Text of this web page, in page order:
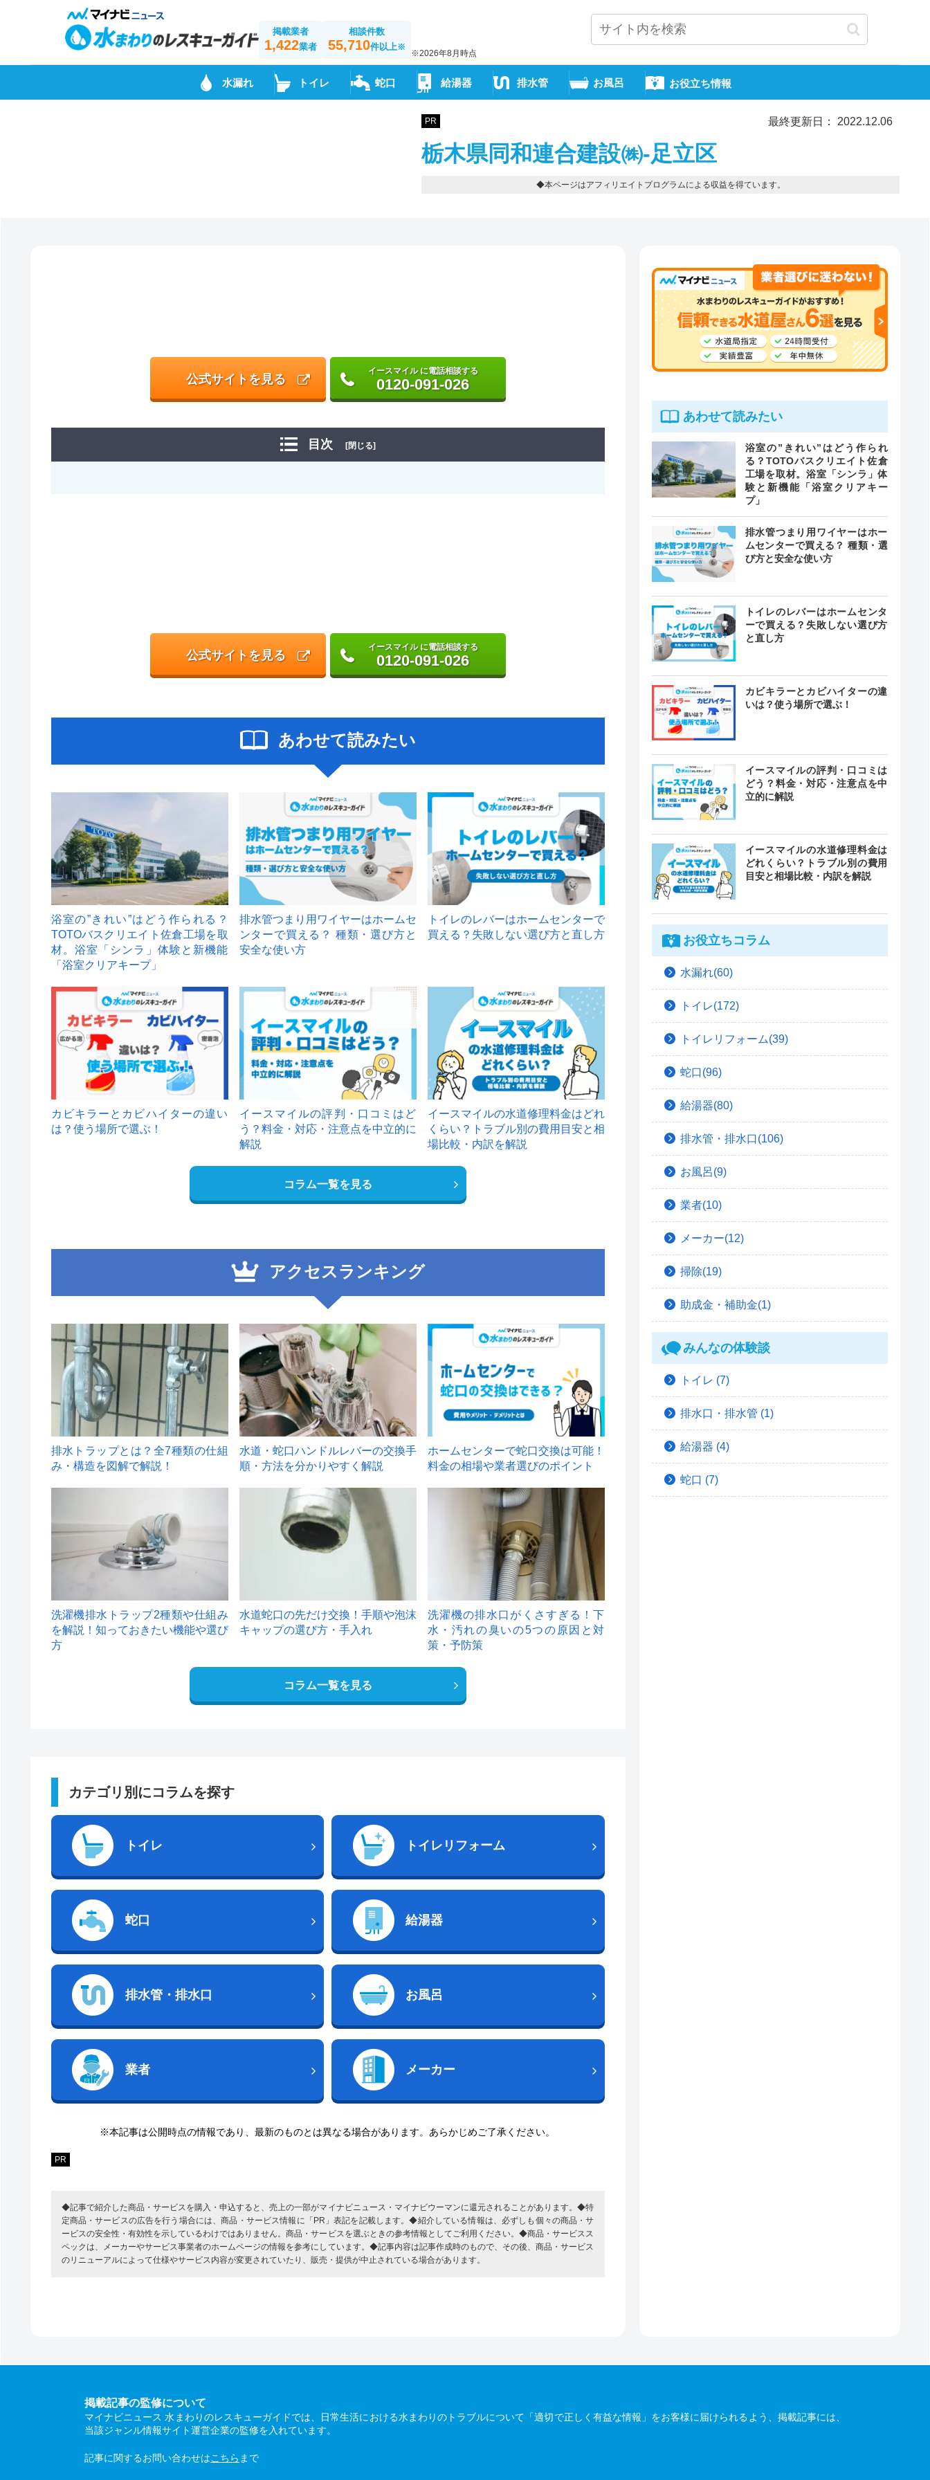
掲載業者
1,422業者
相談件数
55,710件以上※
※2026年8月時点
水漏れ トイレ 蛇口 給湯器 排水管 お風呂 お役立ち情報
PR 最終更新日： 2022.12.06
栃木県同和連合建設㈱-足立区
◆本ページはアフィリエイトプログラムによる収益を得ています。
公式サイトを見る
イースマイル に電話相談する
0120-091-026
目次 [閉じる]
公式サイトを見る
イースマイル に電話相談する
0120-091-026
あわせて読みたい
浴室の”きれい”はどう作られる？
TOTOバスクリエイト佐倉工場を取
材。浴室「シンラ」体験と新機能
「浴室クリアキープ」
排水管つまり用ワイヤーはホームセ
ンターで買える？ 種類・選び方と
安全な使い方
トイレのレバーはホームセンターで
買える？失敗しない選び方と直し方
カビキラーとカビハイターの違い
は？使う場所で選ぶ！
イースマイルの評判・口コミはど
う？料金・対応・注意点を中立的に
解説
イースマイルの水道修理料金はどれ
くらい？トラブル別の費用目安と相
場比較・内訳を解説
コラム一覧を見る
アクセスランキング
1
排水トラップとは？全7種類の仕組
み・構造を図解で解説！
2
水道・蛇口ハンドルレバーの交換手
順・方法を分かりやすく解説
ホームセンターで蛇口交換は可能！
料金の相場や業者選びのポイント
洗濯機排水トラップ2種類や仕組み
を解説！知っておきたい機能や選び
方
水道蛇口の先だけ交換！手順や泡沫
キャップの選び方・手入れ
洗濯機の排水口がくさすぎる！下
水・汚れの臭いの5つの原因と対
策・予防策
コラム一覧を見る
カテゴリ別にコラムを探す
トイレ トイレリフォーム
蛇口 給湯器
排水管・排水口 お風呂
業者 メーカー
※本記事は公開時点の情報であり、最新のものとは異なる場合があります。あらかじめご了承ください。
PR
◆記事で紹介した商品・サービスを購入・申込すると、売上の一部がマイナビニュース・マイナビウーマンに還元されることがあります。◆特
定商品・サービスの広告を行う場合には、商品・サービス情報に「PR」表記を記載します。◆紹介している情報は、必ずしも個々の商品・サ
ービスの安全性・有効性を示しているわけではありません。商品・サービスを選ぶときの参考情報としてご利用ください。◆商品・サービスス
ペックは、メーカーやサービス事業者のホームページの情報を参考にしています。◆記事内容は記事作成時のもので、その後、商品・サービス
のリニューアルによって仕様やサービス内容が変更されていたり、販売・提供が中止されている場合があります。
あわせて読みたい
浴室の”きれい”はどう作られ
る？TOTOバスクリエイト佐倉
工場を取材。浴室「シンラ」体
験と新機能「浴室クリアキー
プ」
排水管つまり用ワイヤーはホー
ムセンターで買える？ 種類・選
び方と安全な使い方
トイレのレバーはホームセンタ
ーで買える？失敗しない選び方
と直し方
カビキラーとカビハイターの違
いは？使う場所で選ぶ！
イースマイルの評判・口コミは
どう？料金・対応・注意点を中
立的に解説
イースマイルの水道修理料金は
どれくらい？トラブル別の費用
目安と相場比較・内訳を解説
お役立ちコラム
水漏れ(60)
トイレ(172)
トイレリフォーム(39)
蛇口(96)
給湯器(80)
排水管・排水口(106)
お風呂(9)
業者(10)
メーカー(12)
掃除(19)
助成金・補助金(1)
みんなの体験談
トイレ (7)
排水口・排水管 (1)
給湯器 (4)
蛇口 (7)
掲載記事の監修について
マイナビニュース 水まわりのレスキューガイドでは、日常生活における水まわりのトラブルについて「適切で正しく有益な情報」をお客様に届けられるよう、掲載記事には、
当該ジャンル情報サイト運営企業の監修を入れています。
記事に関するお問い合わせはこちら まで